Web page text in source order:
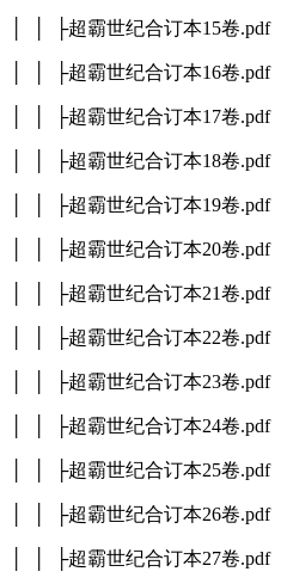
│ │ ├超霸世纪合订本15卷.pdf
│ │ ├超霸世纪合订本16卷.pdf
│ │ ├超霸世纪合订本17卷.pdf
│ │ ├超霸世纪合订本18卷.pdf
│ │ ├超霸世纪合订本19卷.pdf
│ │ ├超霸世纪合订本20卷.pdf
│ │ ├超霸世纪合订本21卷.pdf
│ │ ├超霸世纪合订本22卷.pdf
│ │ ├超霸世纪合订本23卷.pdf
│ │ ├超霸世纪合订本24卷.pdf
│ │ ├超霸世纪合订本25卷.pdf
│ │ ├超霸世纪合订本26卷.pdf
│ │ ├超霸世纪合订本27卷.pdf